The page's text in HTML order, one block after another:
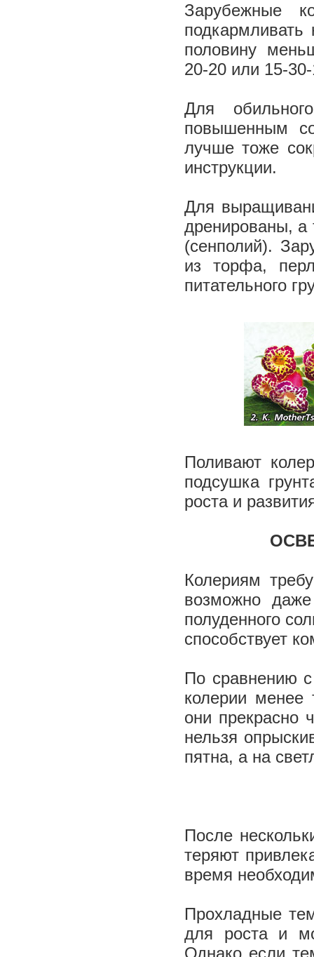
Зарубежные
половину
20­-20 или 15­-
Для
повышенным
лучше тоже
инструкции.
Для
дренированы, а
(сенполий).
из торфа,
питательного
Поливают
подсушка
роста и
Колериям
возможно
полуденного
способствует
По сравнению с
колерии менее
они прекрасно
нельзя
пятна, а на
После
теряют
время
Прохладные
для роста и
Однако если